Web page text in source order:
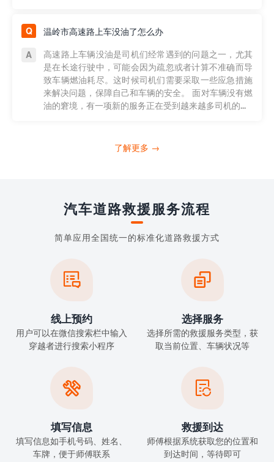
温岭市高速路上车没油了怎么办
高速路上车辆没油是司机们经常遇到的问题之一，尤其
是在长途行驶中，可能会因为疏忽或者计算不准确而导
致车辆燃油耗尽。这时候司机们需要采取一些应急措施
来解决问题，保障自己和车辆的安全。 面对车辆没有燃
油的窘境，有一项新的服务正在受到越来越多司机的...
了解更多 →
汽车道路救援服务流程
简单应用全国统一的标准化道路救援方式

线上预约
用户可以在微信搜索栏中输入
穿越者进行搜索小程序

选择服务
选择所需的救援服务类型，获
取当前位置、车辆状况等

填写信息
填写信息如手机号码、姓名、
车牌，便于师傅联系

救援到达
师傅根据系统获取您的位置和
到达时间，等待即可